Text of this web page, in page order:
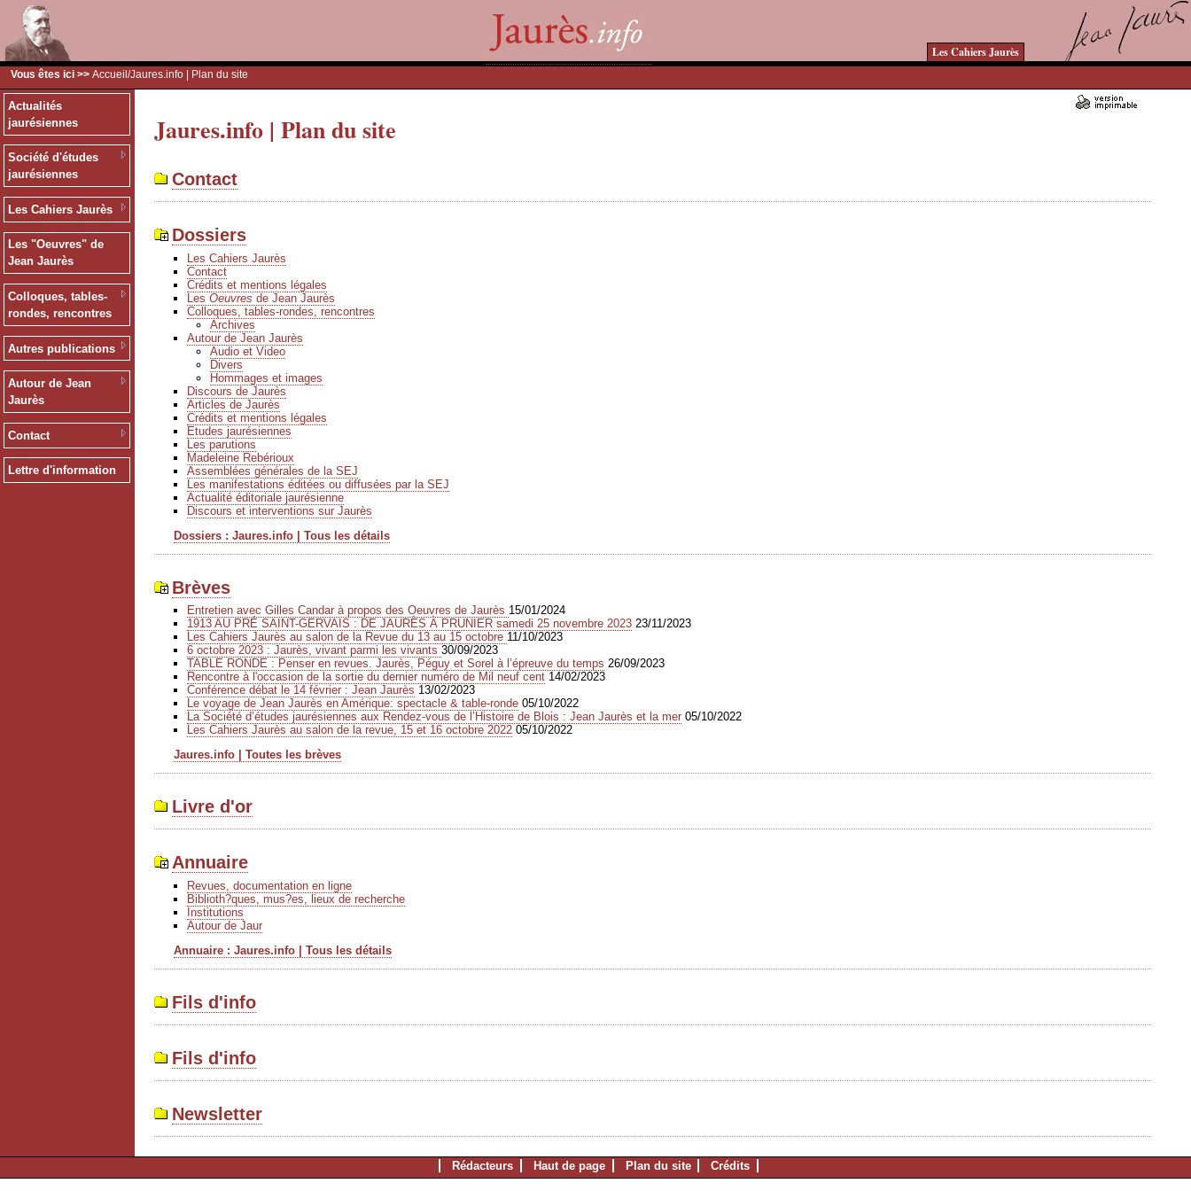
Les Cahiers Jaurès
Vous êtes ici >> Accueil /Jaures.info | Plan du site
Actualités
jaurésiennes
Société d'études
jaurésiennes
Les Cahiers Jaurès
Les "Oeuvres" de
Jean Jaurès
Colloques, tables-
rondes, rencontres
Autres publications
Autour de Jean
Jaurès
Contact
Lettre d'information
Jaures.info | Plan du site
Contact
Dossiers
Les Cahiers Jaurès
Contact
Crédits et mentions légales
Les Oeuvres de Jean Jaurès
Colloques, tables-rondes, rencontres
Archives
Autour de Jean Jaurès
Audio et Video
Divers
Hommages et images
Discours de Jaurès
Articles de Jaurès
Crédits et mentions légales
Etudes jaurésiennes
Les parutions
Madeleine Rebérioux
Assemblées générales de la SEJ
Les manifestations éditées ou diffusées par la SEJ
Actualité éditoriale jaurésienne
Discours et interventions sur Jaurès
Dossiers : Jaures.info | Tous les détails
Brèves
Entretien avec Gilles Candar à propos des Oeuvres de Jaurès 15/01/2024
1913 AU PRÉ SAINT-GERVAIS : DE JAURÈS À PRUNIER samedi 25 novembre 2023 23/11/2023
Les Cahiers Jaurès au salon de la Revue du 13 au 15 octobre 11/10/2023
6 octobre 2023 : Jaurès, vivant parmi les vivants 30/09/2023
TABLE RONDE : Penser en revues. Jaurès, Péguy et Sorel à l’épreuve du temps 26/09/2023
Rencontre à l'occasion de la sortie du dernier numéro de Mil neuf cent 14/02/2023
Conférence débat le 14 février : Jean Jaurès 13/02/2023
Le voyage de Jean Jaurès en Amérique: spectacle & table-ronde 05/10/2022
La Société d’études jaurésiennes aux Rendez-vous de l’Histoire de Blois : Jean Jaurès et la mer 05/10/2022
Les Cahiers Jaurès au salon de la revue, 15 et 16 octobre 2022 05/10/2022
Jaures.info | Toutes les brèves
Livre d'or
Annuaire
Revues, documentation en ligne
Biblioth?ques, mus?es, lieux de recherche
Institutions
Autour de Jaur
Annuaire : Jaures.info | Tous les détails
Fils d'info
Fils d'info
Newsletter
Rédacteurs Haut de page Plan du site Crédits